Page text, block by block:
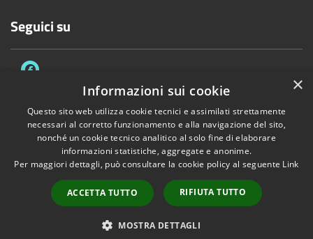
Seguici su
Accessibilità Privacy Cookie
Mappa del sito
Dichiarazione di accessibilità
Copyright © 2026 • Comune di Sambuca Pistoiese • Powered by
Municipium
•Accesso redazione
×
Informazioni sui cookie
Questo sito web utilizza cookie tecnici e assimilati strettamente
necessari al corretto funzionamento e alla navigazione del sito,
nonché un cookie tecnico analitico al solo fine di elaborare
informazioni statistiche, aggregate e anonime.
Per maggiori dettagli, può consultare la cookie policy al seguente Link
ACCETTA TUTTO RIFIUTA TUTTO
MOSTRA DETTAGLI